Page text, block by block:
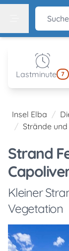
Suchen
Lastminute 7
Insel Elba
Strände
Strand
Kleiner
Vegetation